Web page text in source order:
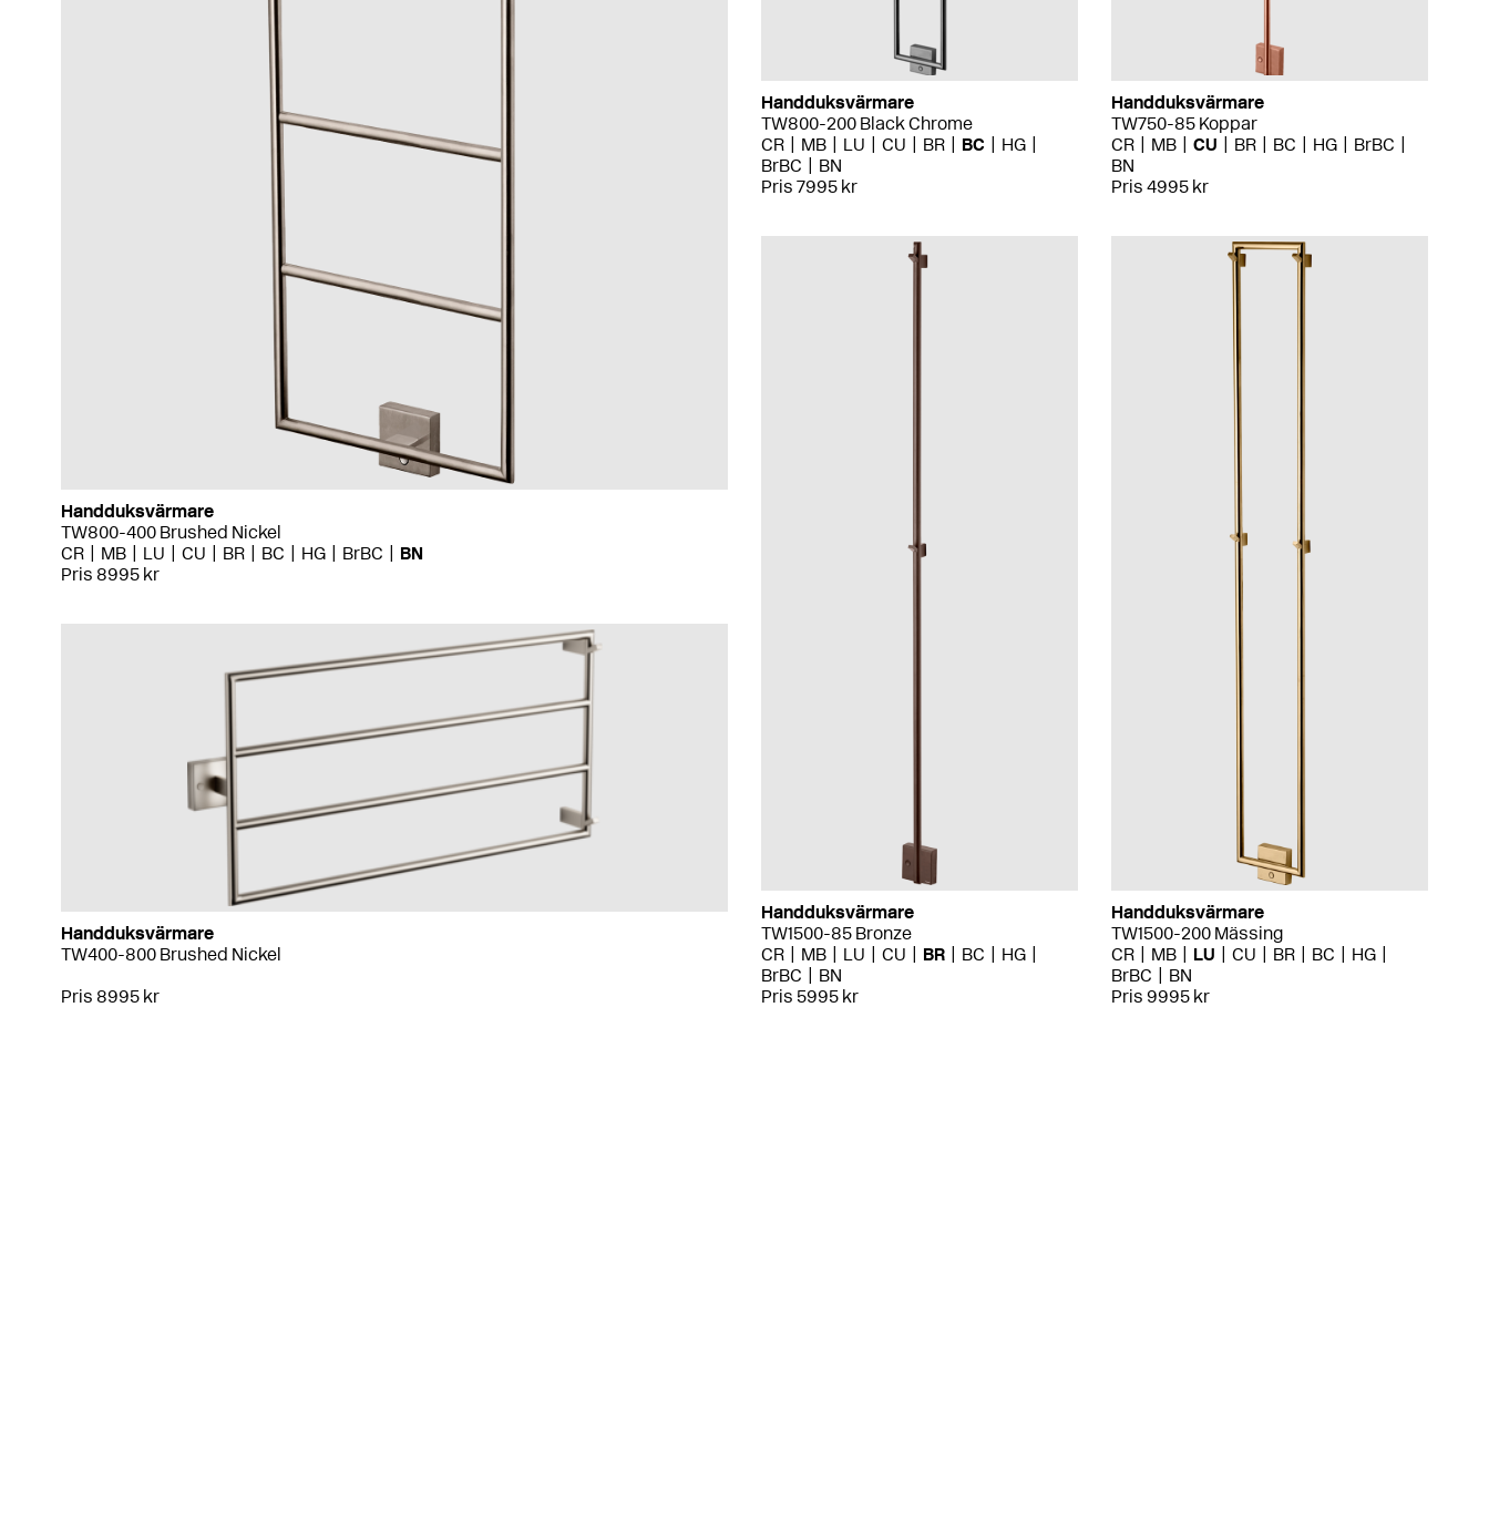
Handduksvärmare
TW800-400 Brushed Nickel
CR
MB LU CU BR BC HG BrBC
BN
Pris 8995 kr
Handduksvärmare
TW800-200 Black Chrome
CR
MB LU CU BR BC
HG
BrBC
BN
Pris 7995 kr
Handduksvärmare
TW750-85 Koppar
CR
MB CU BR BC HG
BrBC
BN
Pris 4995 kr
Handduksvärmare
TW1500-85 Bronze
CR
MB LU CU BR BC
HG
BrBC
BN
Pris 5995 kr
Handduksvärmare
TW1500-200 Mässing
CR
MB LU CU BR BC
HG
BrBC
BN
Pris 9995 kr
Handduksvärmare
TW400-800 Brushed Nickel
Pris 8995 kr